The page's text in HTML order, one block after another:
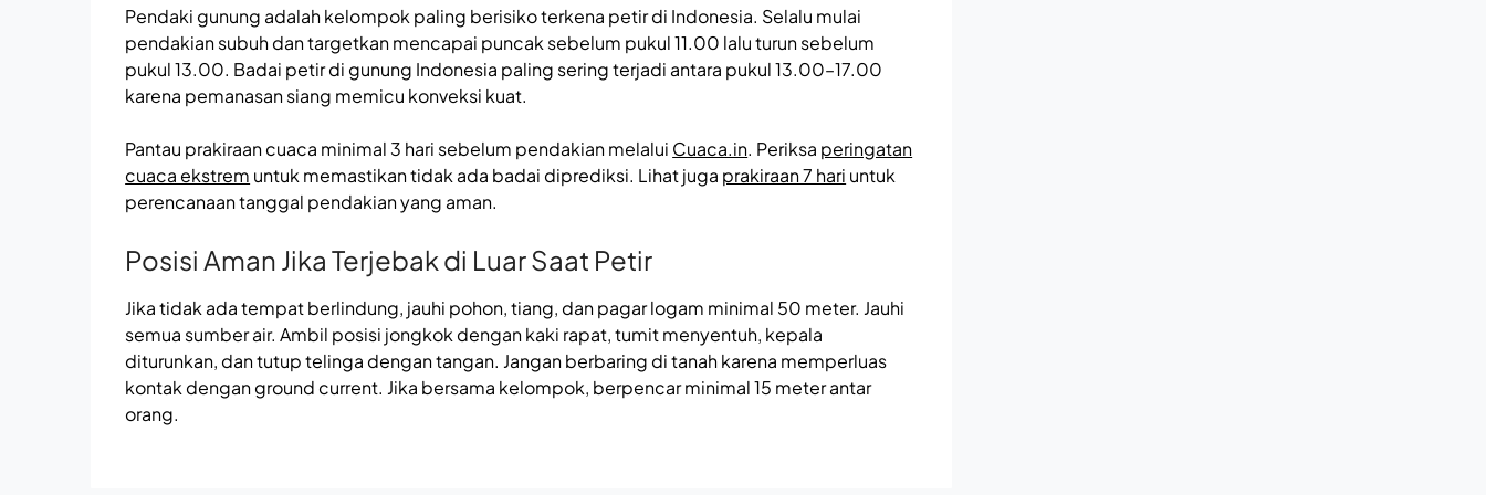
Pendaki gunung adalah kelompok paling berisiko terkena petir di Indonesia. Selalu mulai
pendakian subuh dan targetkan mencapai puncak sebelum pukul 11.00 lalu turun sebelum
pukul 13.00. Badai petir di gunung Indonesia paling sering terjadi antara pukul 13.00–17.00
karena pemanasan siang memicu konveksi kuat.
Pantau prakiraan cuaca minimal 3 hari sebelum pendakian melalui Cuaca.in. Periksa peringatan
cuaca ekstrem untuk memastikan tidak ada badai diprediksi. Lihat juga prakiraan 7 hari untuk
perencanaan tanggal pendakian yang aman.
Posisi Aman Jika Terjebak di Luar Saat Petir
Jika tidak ada tempat berlindung, jauhi pohon, tiang, dan pagar logam minimal 50 meter. Jauhi
semua sumber air. Ambil posisi jongkok dengan kaki rapat, tumit menyentuh, kepala
diturunkan, dan tutup telinga dengan tangan. Jangan berbaring di tanah karena memperluas
kontak dengan ground current. Jika bersama kelompok, berpencar minimal 15 meter antar
orang.